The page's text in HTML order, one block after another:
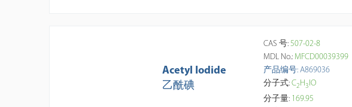
Acetyl Iodide
乙酰碘
CAS 号: 507-02-8
MDL No.: MFCD00039399
产品编号: A869036
分子式: C2H3IO
分子量: 169.95